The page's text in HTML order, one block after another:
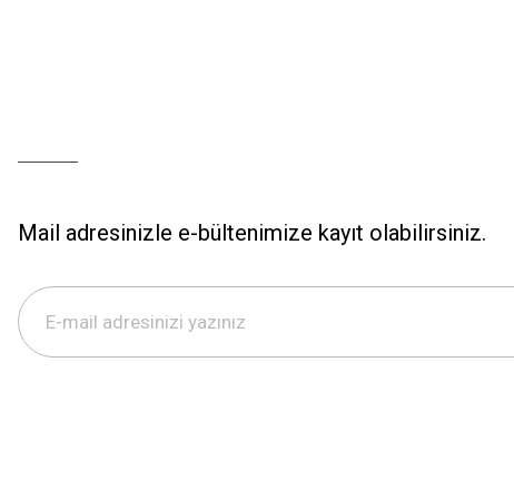
Mail adresinizle e-bültenimize kayıt olabilirsiniz.